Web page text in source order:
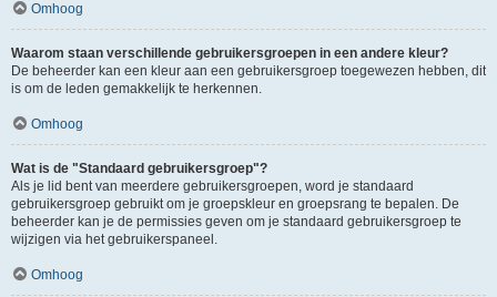
Omhoog
Waarom staan verschillende gebruikersgroepen in een andere kleur?
De beheerder kan een kleur aan een gebruikersgroep toegewezen hebben, dit
is om de leden gemakkelijk te herkennen.
Omhoog
Wat is de "Standaard gebruikersgroep"?
Als je lid bent van meerdere gebruikersgroepen, word je standaard
gebruikersgroep gebruikt om je groepskleur en groepsrang te bepalen. De
beheerder kan je de permissies geven om je standaard gebruikersgroep te
wijzigen via het gebruikerspaneel.
Omhoog